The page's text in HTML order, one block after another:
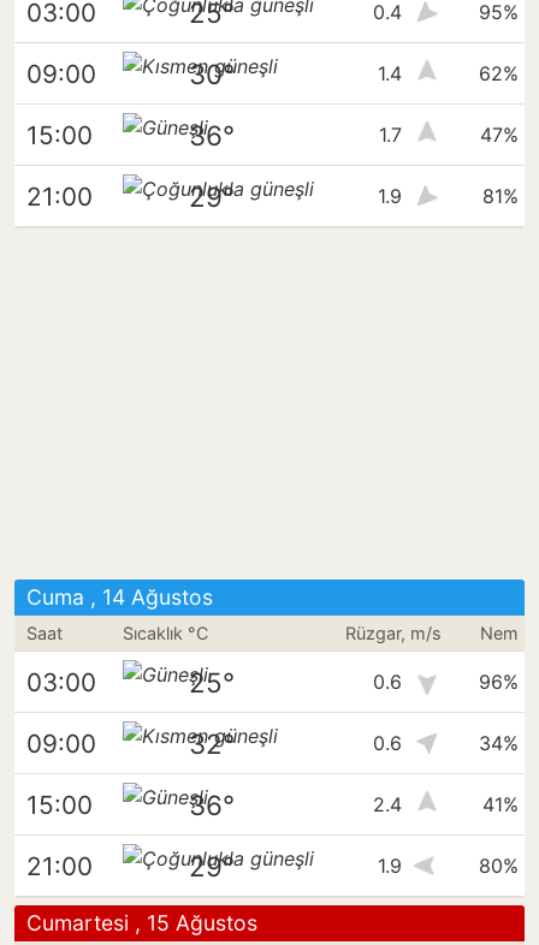
03:00 25° 0.4 95%
09:00 30° 1.4 62%
15:00 36° 1.7 47%
21:00 29° 1.9 81%
Cuma , 14 Ağustos
Saat Sıcaklık °C Rüzgar, m/s Nem
03:00 25° 0.6 96%
09:00 32° 0.6 34%
15:00 36° 2.4 41%
21:00 29° 1.9 80%
Cumartesi , 15 Ağustos